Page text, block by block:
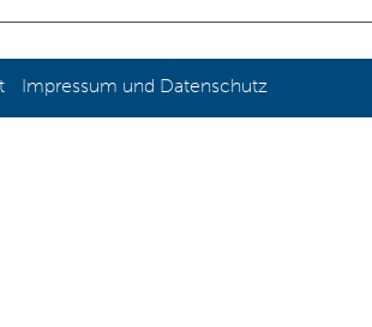
Impressum und Datenschutz